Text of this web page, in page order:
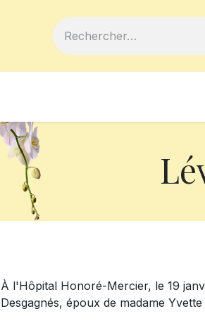
À l'Hôpital Honoré-Mercier, le 19
Desgagnés, époux de madame Yvette